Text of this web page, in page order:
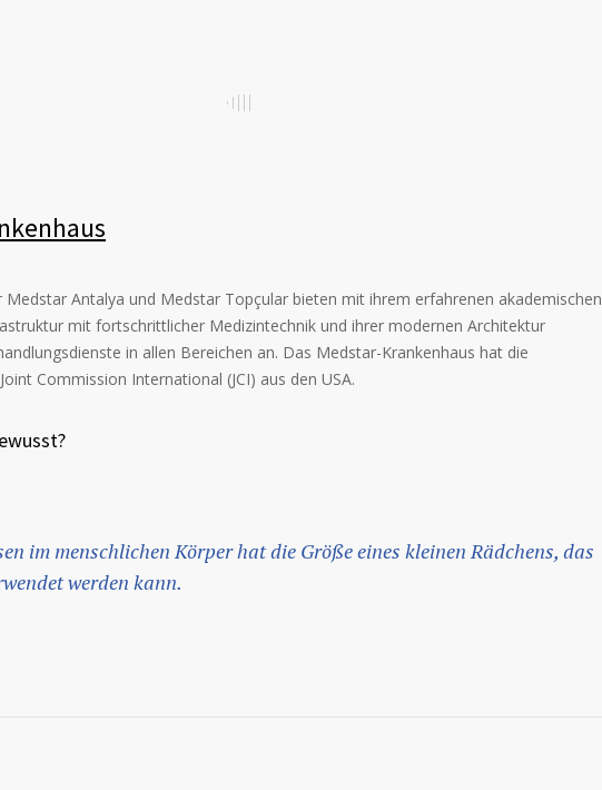
Medstar Antalya und Medstar Topçular bieten mit ihrem erfahrenen akademischen
mit fortschrittlicher Medizintechnik und ihrer modernen Architektur
in allen Bereichen an. Das Medstar-Krankenhaus hat die
Commission International (JCI) aus den USA.
im menschlichen Körper hat die Größe eines kleinen Rädchens, das
werden kann.